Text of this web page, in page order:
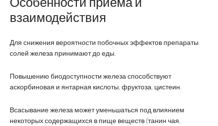
взаимодействия
Для снижения вероятности побочных эффектов препараты
солей железа принимают до еды.
Повышению биодоступности железа способствуют
аскорбиновая и янтарная кислоты, фруктоза, цистеин.
Всасывание железа может уменьшаться под влиянием
некоторых содержащихся в пище веществ (танин чая,